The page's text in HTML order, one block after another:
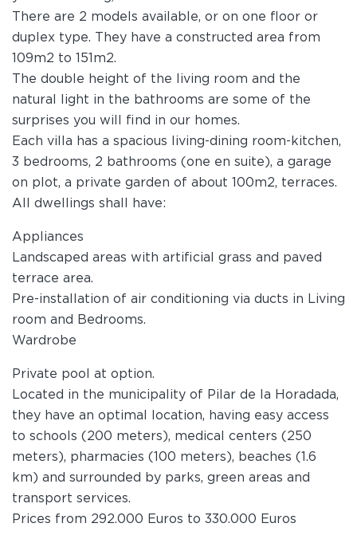
There are 2 models available, or on one floor or
duplex type. They have a constructed area from
109m2 to 151m2.
The double height of the living room and the
natural light in the bathrooms are some of the
surprises you will find in our homes.
Each villa has a spacious living-dining room-kitchen,
3 bedrooms, 2 bathrooms (one en suite), a garage
on plot, a private garden of about 100m2, terraces.
All dwellings shall have:
Appliances
Landscaped areas with artificial grass and paved
terrace area.
Pre-installation of air conditioning via ducts in Living
room and Bedrooms.
Wardrobe
Private pool at option.
Located in the municipality of Pilar de la Horadada,
they have an optimal location, having easy access
to schools (200 meters), medical centers (250
meters), pharmacies (100 meters), beaches (1.6
km) and surrounded by parks, green areas and
transport services.
Prices from 292.000 Euros to 330.000 Euros